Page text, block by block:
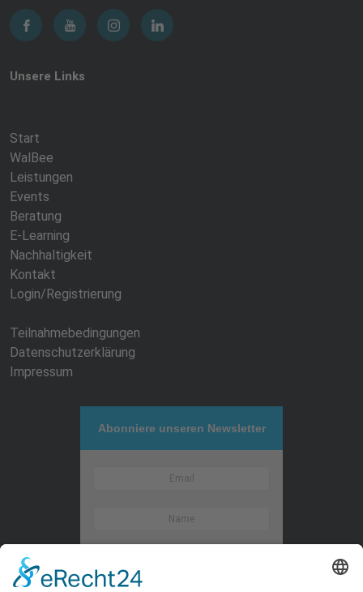
Unsere Links
Start
WalBee
Leistungen
Events
Beratung
E-Learning
Nachhaltigkeit
Kontakt
Login/Registrierung
Teilnahmebedingungen
Datenschutzerklärung
Impressum
Abonniere unseren Newsletter